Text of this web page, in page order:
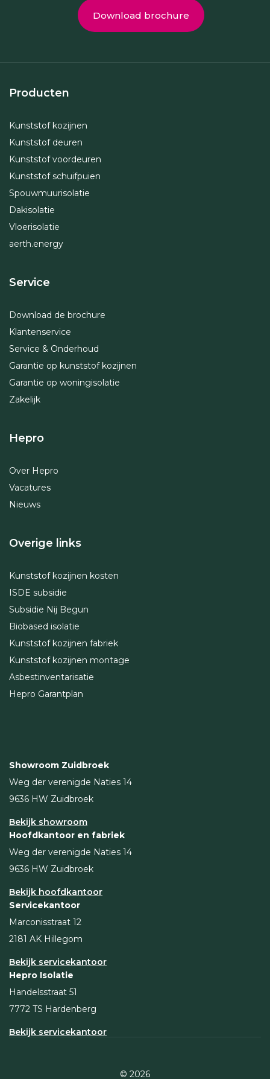
Download brochure
Producten
Kunststof kozijnen
Kunststof deuren
Kunststof voordeuren
Kunststof schuifpuien
Spouwmuurisolatie
Dakisolatie
Vloerisolatie
aerth.energy
Service
Download de brochure
Klantenservice
Service & Onderhoud
Garantie op kunststof kozijnen
Garantie op woningisolatie
Zakelijk
Hepro
Over Hepro
Vacatures
Nieuws
Overige links
Kunststof kozijnen kosten
ISDE subsidie
Subsidie Nij Begun
Biobased isolatie
Kunststof kozijnen fabriek
Kunststof kozijnen montage
Asbestinventarisatie
Hepro Garantplan
Showroom Zuidbroek
Weg der verenigde Naties 14
9636 HW Zuidbroek
Bekijk showroom
Hoofdkantoor en fabriek
Weg der verenigde Naties 14
9636 HW Zuidbroek
Bekijk hoofdkantoor
Servicekantoor
Marconisstraat 12
2181 AK Hillegom
Bekijk servicekantoor
Hepro Isolatie
Handelsstraat 51
7772 TS Hardenberg
Bekijk servicekantoor
© 2026